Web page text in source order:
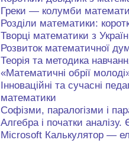
Греки — колумби
Розділи математики:
Творці математики з
Розвиток математичної
Теорія та методика
«Математичні обрії
Інноваційні та сучасні
математики
Софізми, паралогізми і
Алгебра і початки
Microsoft Калькулятор —